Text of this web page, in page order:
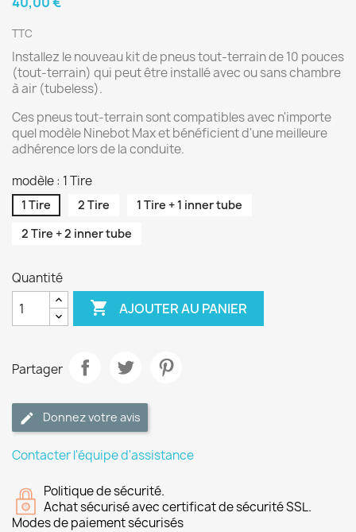
TTC
Installez le nouveau kit de pneus tout-terrain de 10 pouces
(tout-terrain) qui peut être installé avec ou sans chambre
à air (tubeless).
Ces pneus tout-terrain sont compatibles avec n'importe
quel modèle Ninebot Max et bénéficient d'une meilleure
adhérence lors de la conduite.
modèle : 1 Tire
1 Tire 2 Tire
1 Tire + 1 inner tube
2 Tire + 2 inner tube
Quantité
 AJOUTER AU PANIER
Partager
Donnez votre avis
Contacter l'équipe d'assistance
Politique de sécurité.
Achat sécurisé avec certificat de sécurité SSL.
Modes de paiement sécurisés